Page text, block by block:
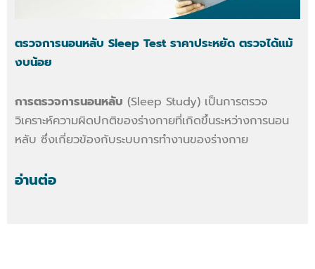
ตรวจการนอนหลับ Sleep Test ราคาประหยัด ตรวจได้แม้
งบน้อย
การตรวจการนอนหลับ (Sleep Study) เป็นการตรวจ
วิเคราะห์ความผิดปกติของร่างกายที่เกิดขึ้นระหว่างการนอน
หลับ ซึ่งเกี่ยวข้องกับระบบการทำงานของร่างกาย
อ่านต่อ